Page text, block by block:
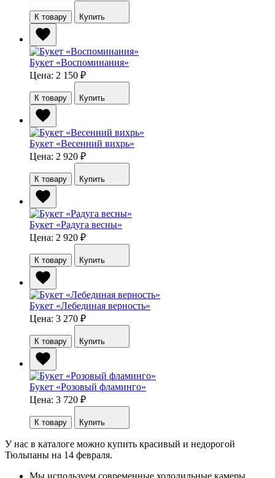
К товару Купить
Букет «Воспоминания»
Цена: 2 150 ₽
К товару Купить
Букет «Весенний вихрь»
Цена: 2 920 ₽
К товару Купить
Букет «Радуга весны»
Цена: 2 920 ₽
К товару Купить
Букет «Лебединая верность»
Цена: 3 270 ₽
К товару Купить
Букет «Розовый фламинго»
Цена: 3 720 ₽
К товару Купить
У нас в каталоге можно купить красивый и недорогой
Тюльпаны на 14 февраля.
Мы используем современные холодильные камеры,